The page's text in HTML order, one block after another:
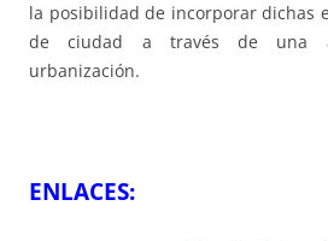
la posibilidad de incorporar dichas
de ciudad a través de una
urbanización.
ENLACES: